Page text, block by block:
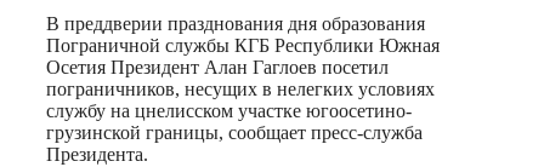
Print
В преддверии празднования дня образования
Пограничной службы КГБ Республики Южная
Осетия Президент Алан Гаглоев посетил
пограничников, несущих в нелегких условиях
службу на цнелисском участке югоосетино-
грузинской границы, сообщает пресс-служба
Президента.